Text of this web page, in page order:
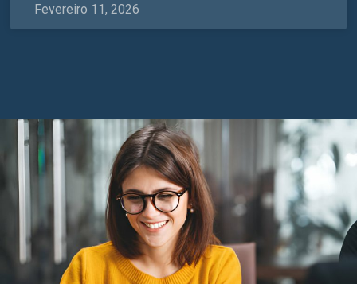
Fevereiro 11, 2026